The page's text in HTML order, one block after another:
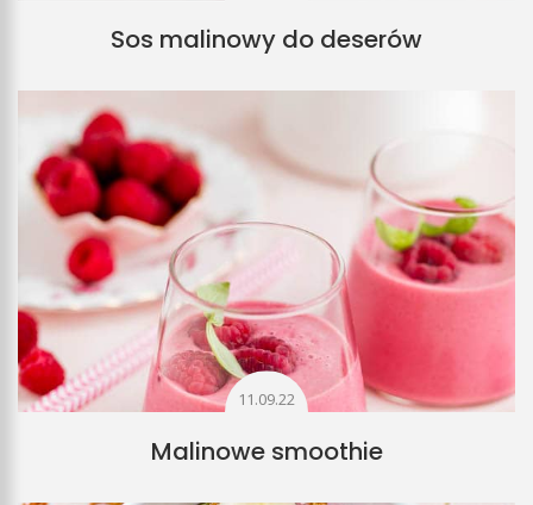
Sos malinowy do deserów
11.09.22
Malinowe smoothie